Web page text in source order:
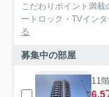
こだわりポイント満
ートロック・TVイン
る
募集中の部屋
11階
6.5